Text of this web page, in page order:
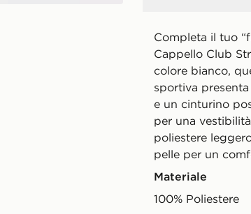
Completa il tuo
Cappello Club
colore bianco,
sportiva
e un cinturino
per una
poliestere
pelle per un
Materiale
100% Poliestere